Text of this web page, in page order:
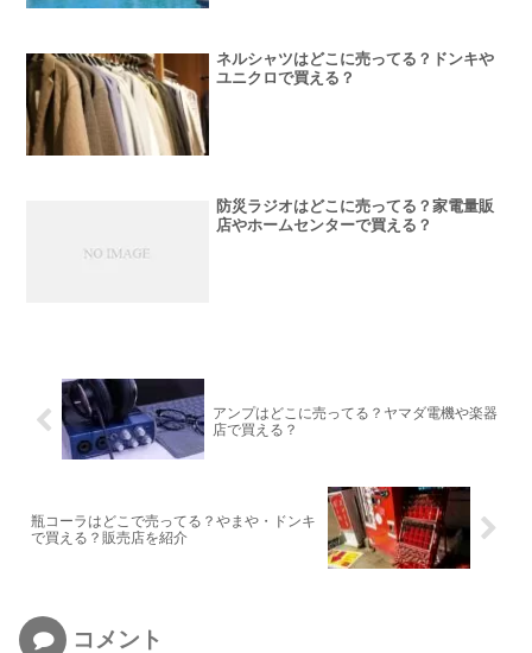
ネルシャツはどこに売ってる？ドンキや
ユニクロで買える？
防災ラジオはどこに売ってる？家電量販
店やホームセンターで買える？
アンプはどこに売ってる？ヤマダ電機や楽器
店で買える？
瓶コーラはどこで売ってる？やまや・ドンキ
で買える？販売店を紹介
コメント